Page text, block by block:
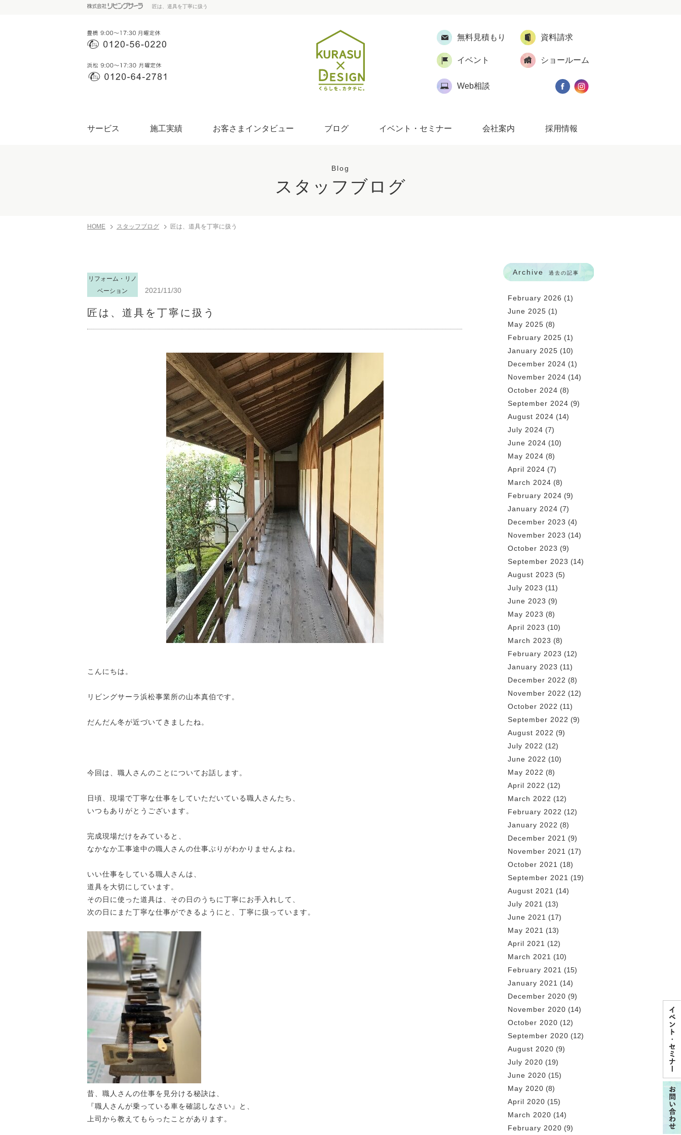
匠は、道具を丁寧に扱う
無料見積もり 資料請求
イベント ショールーム
Web相談
サービス 施工実績 お客さまインタビュー ブログ イベント・セミナー 会社案内 採用情報
Blog
スタッフブログ
HOME スタッフブログ 匠は、道具を丁寧に扱う
リフォーム・リノ
ベーション
2021/11/30
匠は、道具を丁寧に扱う
こんにちは。
リビングサーラ浜松事業所の山本真伯です。
だんだん冬が近づいてきましたね。
今回は、職人さんのことについてお話します。
日頃、現場で丁寧な仕事をしていただいている職人さんたち、
いつもありがとうございます。
完成現場だけをみていると、
なかなか工事途中の職人さんの仕事ぶりがわかりませんよね。
いい仕事をしている職人さんは、
道具を大切にしています。
その日に使った道具は、その日のうちに丁寧にお手入れして、
次の日にまた丁寧な仕事ができるようにと、丁寧に扱っています。
昔、職人さんの仕事を見分ける秘訣は、
『職人さんが乗っている車を確認しなさい』と、
上司から教えてもらったことがあります。
Archive 過去の記事
February 2026 (1)
June 2025 (1)
May 2025 (8)
February 2025 (1)
January 2025 (10)
December 2024 (1)
November 2024 (14)
October 2024 (8)
September 2024 (9)
August 2024 (14)
July 2024 (7)
June 2024 (10)
May 2024 (8)
April 2024 (7)
March 2024 (8)
February 2024 (9)
January 2024 (7)
December 2023 (4)
November 2023 (14)
October 2023 (9)
September 2023 (14)
August 2023 (5)
July 2023 (11)
June 2023 (9)
May 2023 (8)
April 2023 (10)
March 2023 (8)
February 2023 (12)
January 2023 (11)
December 2022 (8)
November 2022 (12)
October 2022 (11)
September 2022 (9)
August 2022 (9)
July 2022 (12)
June 2022 (10)
May 2022 (8)
April 2022 (12)
March 2022 (12)
February 2022 (12)
January 2022 (8)
December 2021 (9)
November 2021 (17)
October 2021 (18)
September 2021 (19)
August 2021 (14)
July 2021 (13)
June 2021 (17)
May 2021 (13)
April 2021 (12)
March 2021 (10)
February 2021 (15)
January 2021 (14)
December 2020 (9)
November 2020 (14)
October 2020 (12)
September 2020 (12)
August 2020 (9)
July 2020 (19)
June 2020 (15)
May 2020 (8)
April 2020 (15)
March 2020 (14)
February 2020 (9)